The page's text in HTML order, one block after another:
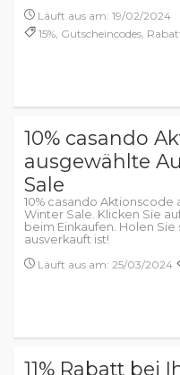
Läuft aus am: 19/02/2024
15%, Gutscheincodes,
10% casando
ausgewählte
Sale
10% casando
Winter Sale. Klicken Sie
beim Einkaufen. Holen
ausverkauft ist!
Läuft aus am: 25/03/2024
11% Rabatt bei